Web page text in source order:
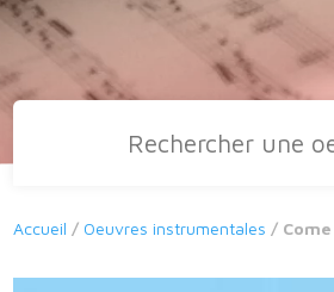
Recherche
Accueil / Oeuvres instrumentales /